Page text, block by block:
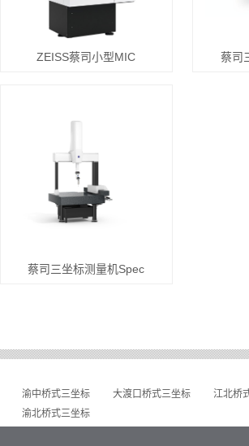
ZEISS蔡司小型MIC 蔡司
蔡司三坐标测量机Spec
渝中桥式三坐标 大渡口桥式三坐标 江北桥
渝北桥式三坐标